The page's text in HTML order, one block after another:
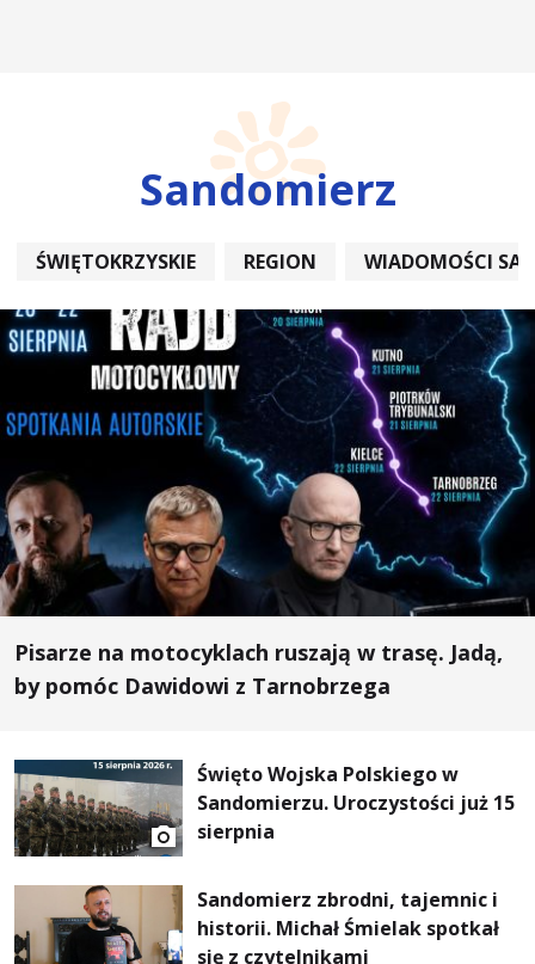
Sandomierz
ŚWIĘTOKRZYSKIE REGION WIADOMOŚCI
Pisarze na motocyklach ruszają w trasę. Jadą,
by pomóc Dawidowi z Tarnobrzega
Święto Wojska Polskiego w
Sandomierzu. Uroczystości już 15
sierpnia
Sandomierz zbrodni, tajemnic i
historii. Michał Śmielak spotkał
się z czytelnikami